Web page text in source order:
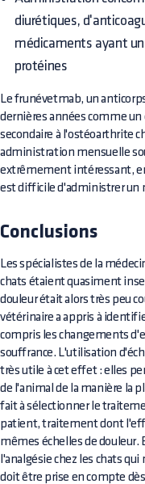
diurétiques,
médicaments ayant
protéines
Le frunévetmab, un
dernières années comme
secondaire à l'ostéoarthrite
administration mensuelle
extrêmement intéressant,
est difficile d'administrer un
Conclusions
Les spécialistes de la
chats étaient quasiment
douleur était alors très peu
vétérinaire a appris à
compris les changements
souffrance. L'utilisation
très utile à cet effet : elles
de l'animal de la manière la
fait à sélectionner le
patient, traitement dont
mêmes échelles de
l'analgésie chez les chats
doit être prise en compte